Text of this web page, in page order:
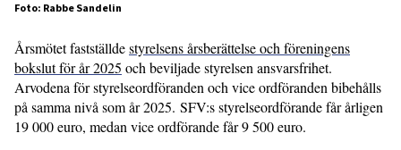
Foto: Rabbe Sandelin
Årsmötet fastställdestyrelsens årsberättelse och föreningens
bokslut för år 2025 och beviljade styrelsen ansvarsfrihet.
Arvodena för styrelseordföranden och vice ordföranden bibehålls
på samma nivå som år 2025. SFV:s styrelseordförande får årligen
19 000 euro, medan vice ordförande får 9 500 euro.